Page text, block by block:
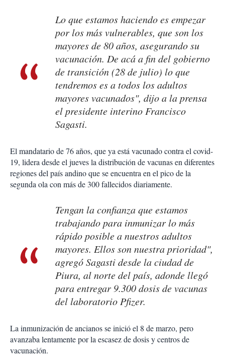
Lo que estamos haciendo es empezar
por los más vulnerables, que son los
mayores de 80 años, asegurando su
vacunación. De acá a fin del gobierno
de transición (28 de julio) lo que
tendremos es a todos los adultos
mayores vacunados", dijo a la prensa
el presidente interino Francisco
Sagasti.
El mandatario de 76 años, que ya está vacunado contra el covid-
19, lidera desde el jueves la distribución de vacunas en diferentes
regiones del país andino que se encuentra en el pico de la
segunda ola con más de 300 fallecidos diariamente.
Tengan la confianza que estamos
trabajando para inmunizar lo más
rápido posible a nuestros adultos
mayores. Ellos son nuestra prioridad",
agregó Sagasti desde la ciudad de
Piura, al norte del país, adonde llegó
para entregar 9.300 dosis de vacunas
del laboratorio Pfizer.
La inmunización de ancianos se inició el 8 de marzo, pero
avanzaba lentamente por la escasez de dosis y centros de
vacunación.